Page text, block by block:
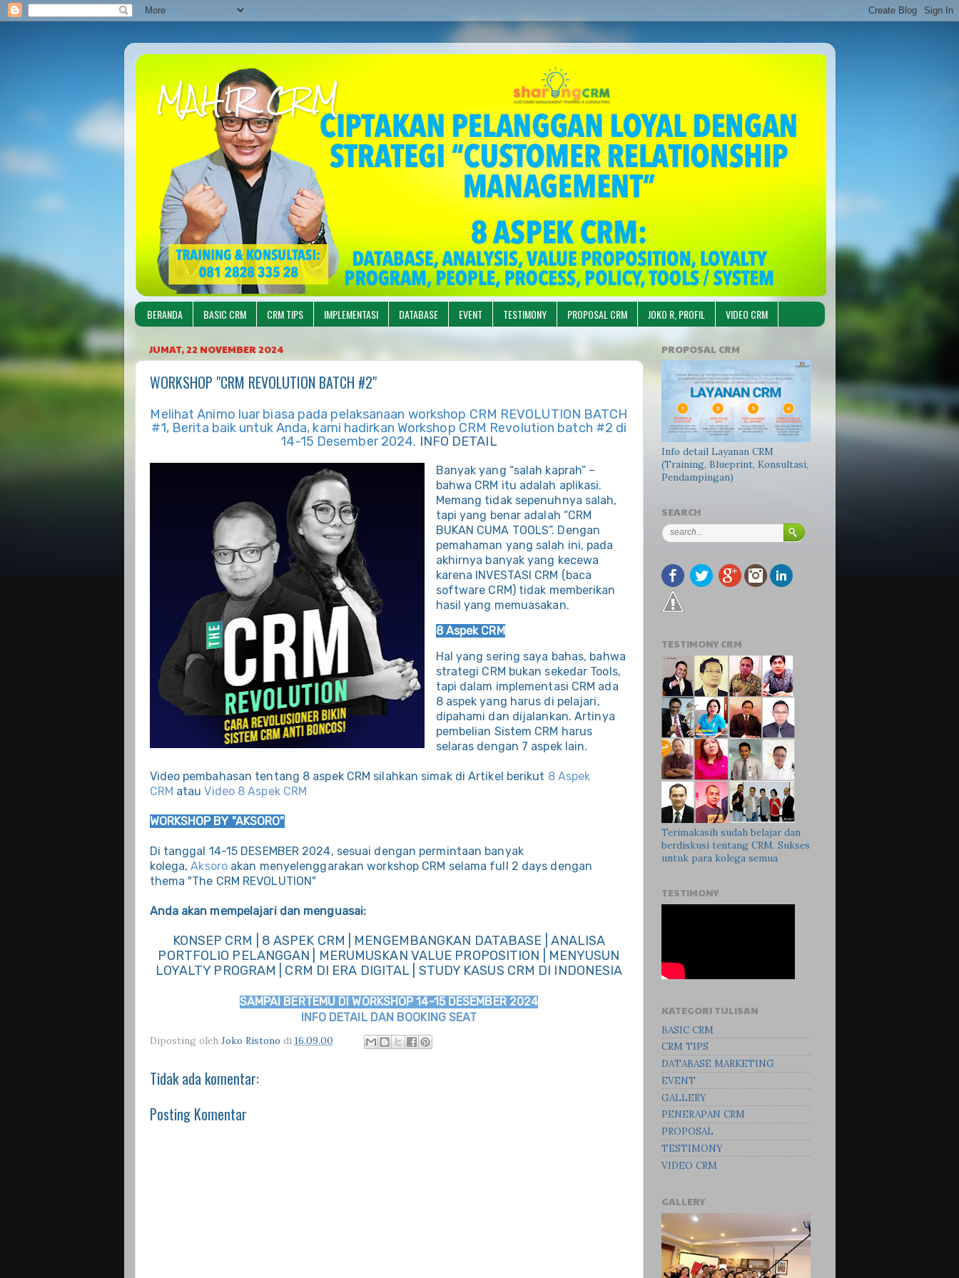
MAHIR CRM
BERANDA BASIC CRM CRM TIPS IMPLEMENTASI DATABASE EVENT TESTIMONY PROPOSAL CRM JOKO R, PROFIL VIDEO CRM
JUMAT, 22 NOVEMBER 2024
WORKSHOP "CRM REVOLUTION BATCH #2"
Melihat Animo luar biasa pada pelaksanaan workshop CRM REVOLUTION BATCH
#1, Berita baik untuk Anda, kami hadirkan Workshop CRM Revolution batch #2 di
14-15 Desember 2024. INFO DETAIL
Banyak yang “salah kaprah” –
bahwa CRM itu adalah aplikasi.
Memang tidak sepenuhnya salah,
tapi yang benar adalah “CRM
BUKAN CUMA TOOLS”. Dengan
pemahaman yang salah ini, pada
akhirnya banyak yang kecewa
karena INVESTASI CRM (baca
software CRM) tidak memberikan
hasil yang memuasakan.
8 Aspek CRM
Hal yang sering saya bahas, bahwa
strategi CRM bukan sekedar Tools,
tapi dalam implementasi CRM ada
8 aspek yang harus di pelajari,
dipahami dan dijalankan. Artinya
pembelian Sistem CRM harus
selaras dengan 7 aspek lain.
Video pembahasan tentang 8 aspek CRM silahkan simak di Artikel berikut 8 Aspek
CRM atauVideo 8 Aspek CRM
WORKSHOP BY "AKSORO"
Di tanggal 14-15 DESEMBER 2024, sesuai dengan permintaan banyak
kolega,Aksoroakan menyelenggarakan workshop CRM selama full 2 days dengan
thema "The CRM REVOLUTION"
Anda akan mempelajari dan menguasai:
KONSEP CRM | 8 ASPEK CRM | MENGEMBANGKAN DATABASE | ANALISA
PORTFOLIO PELANGGAN | MERUMUSKAN VALUE PROPOSITION | MENYUSUN
LOYALTY PROGRAM | CRM DI ERA DIGITAL | STUDY KASUS CRM DI INDONESIA
SAMPAI BERTEMU DI WORKSHOP 14-15 DESEMBER 2024
INFO DETAIL DAN BOOKING SEAT
Diposting oleh Joko Ristono di 16.09.00
Tidak ada komentar:
Posting Komentar
PROPOSAL CRM
Info detail Layanan CRM
(Training, Blueprint, Konsultasi,
Pendampingan)
SEARCH
TESTIMONY CRM
Terimakasih sudah belajar dan
berdiskusi tentang CRM. Sukses
untuk para kolega semua
TESTIMONY
KATEGORI TULISAN
BASIC CRM
CRM TIPS
DATABASE MARKETING
EVENT
GALLERY
PENERAPAN CRM
PROPOSAL
TESTIMONY
VIDEO CRM
GALLERY